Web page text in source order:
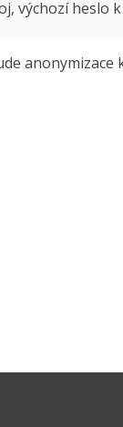
výchozí heslo